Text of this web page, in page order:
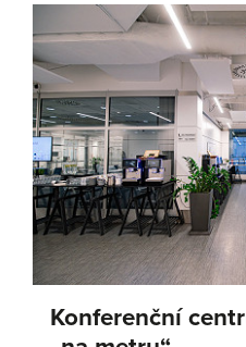
Konferenční